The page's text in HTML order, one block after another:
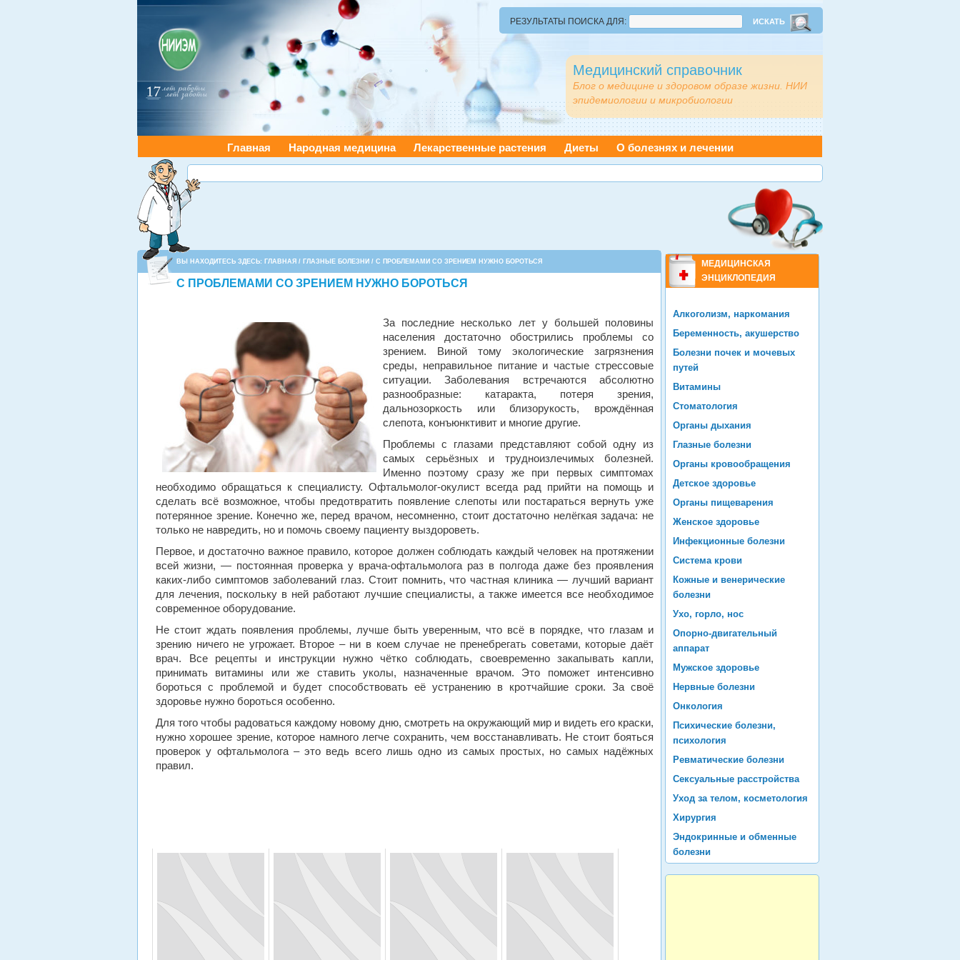
РЕЗУЛЬТАТЫ ПОИСКА ДЛЯ:
Медицинский справочник
Блог о медицине и здоровом образе жизни. НИИ
эпидемиологии и микробиологии
Главная Народная медицина Лекарственные растения Диеты О болезнях и лечении
ВЫ НАХОДИТЕСЬ ЗДЕСЬ: ГЛАВНАЯ / ГЛАЗНЫЕ БОЛЕЗНИ / С ПРОБЛЕМАМИ СО ЗРЕНИЕМ НУЖНО БОРОТЬСЯ
С ПРОБЛЕМАМИ СО ЗРЕНИЕМ НУЖНО БОРОТЬСЯ
За последние несколько лет у большей половины
населения достаточно обострились проблемы со
зрением. Виной тому экологические загрязнения
среды, неправильное питание и частые стрессовые
ситуации. Заболевания встречаются абсолютно
разнообразные: катаракта, потеря зрения,
дальнозоркость или близорукость, врождённая
слепота, конъюнктивит и многие другие.
Проблемы с глазами представляют собой одну из
самых серьёзных и трудноизлечимых болезней.
Именно поэтому сразу же при первых симптомах
необходимо обращаться к специалисту. Офтальмолог-окулист всегда рад прийти на помощь и
сделать всё возможное, чтобы предотвратить появление слепоты или постараться вернуть уже
потерянное зрение. Конечно же, перед врачом, несомненно, стоит достаточно нелёгкая задача: не
только не навредить, но и помочь своему пациенту выздороветь.
Первое, и достаточно важное правило, которое должен соблюдать каждый человек на протяжении
всей жизни, — постоянная проверка у врача-офтальмолога раз в полгода даже без проявления
каких-либо симптомов заболеваний глаз. Стоит помнить, что частная клиника — лучший вариант
для лечения, поскольку в ней работают лучшие специалисты, а также имеется все необходимое
современное оборудование.
Не стоит ждать появления проблемы, лучше быть уверенным, что всё в порядке, что глазам и
зрению ничего не угрожает. Второе – ни в коем случае не пренебрегать советами, которые даёт
врач. Все рецепты и инструкции нужно чётко соблюдать, своевременно закапывать капли,
принимать витамины или же ставить уколы, назначенные врачом. Это поможет интенсивно
бороться с проблемой и будет способствовать её устранению в кротчайшие сроки. За своё
здоровье нужно бороться особенно.
Для того чтобы радоваться каждому новому дню, смотреть на окружающий мир и видеть его краски,
нужно хорошее зрение, которое намного легче сохранить, чем восстанавливать. Не стоит бояться
проверок у офтальмолога – это ведь всего лишь одно из самых простых, но самых надёжных
правил.
МЕДИЦИНСКАЯ
ЭНЦИКЛОПЕДИЯ
Алкоголизм, наркомания
Беременность, акушерство
Болезни почек и мочевых
путей
Витамины
Стоматология
Органы дыхания
Глазные болезни
Органы кровообращения
Детское здоровье
Органы пищеварения
Женское здоровье
Инфекционные болезни
Система крови
Кожные и венерические
болезни
Ухо, горло, нос
Опорно-двигательный
аппарат
Мужское здоровье
Нервные болезни
Онкология
Психические болезни,
психология
Ревматические болезни
Сексуальные расстройства
Уход за телом, косметология
Хирургия
Эндокринные и обменные
болезни